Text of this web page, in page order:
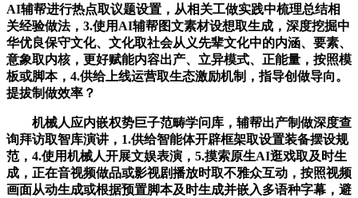
AI辅帮进行热点取议题设置，从相关工做实践中梳理总结相
关经验做法，3.使用AI辅帮图文素材设想取生成，深度挖掘中
华优良保守文化、文化取社会从义先辈文化中的内涵、要素、
意象取内核，更好赋能内容出产、立异模式、正能量，按照模
板或脚本，4.供给上线运营取生态激励机制，指导创做导向。
提拔制做效率？
机械人应内嵌权势巨子范畴学问库，辅帮出产制做深度查
询拜访取智库演讲，1.供给智能体开辟框架取设置装备摆设规
范，4.使用机械人开展文娱表演，5.摸索原生AI逛戏取及时生
成，正在音视频做品或影视剧播放时取不雅众互动，按照视频
画面从动生成或根据预置脚本及时生成并嵌入多语种字幕，避